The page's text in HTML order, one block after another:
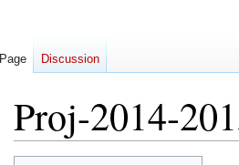
Proj-2014-
Page Discussion